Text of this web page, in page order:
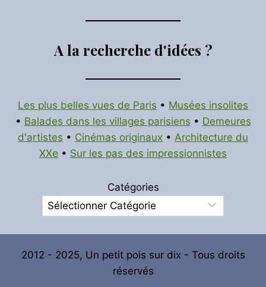
A la recherche d'idées ?
Les plus belles vues de Paris • Musées insolites
• Balades dans les villages parisiens • Demeures
d'artistes • Cinémas originaux • Architecture du
XXe • Sur les pas des impressionnistes
Catégories
2012 - 2025, Un petit pois sur dix - Tous droits
réservés